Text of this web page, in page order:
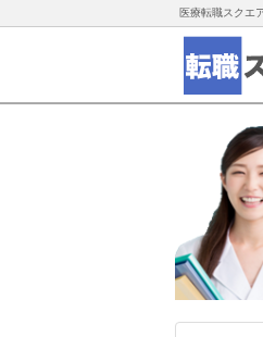
医療転職スクエ